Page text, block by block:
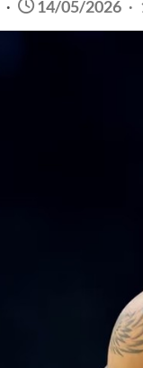
14/05/2026